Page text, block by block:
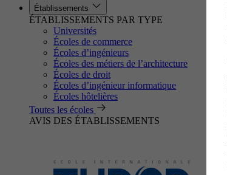
Établissements
ÉTABLISSEMENTS PAR TYPE
Universités
Écoles de commerce
Écoles d’ingénieurs
Écoles des métiers de l’architecture
Écoles de droit
Écoles d’ingénieur informatique
Écoles hôtelières
Toutes les écoles
AVIS DES ÉTABLISSEMENTS